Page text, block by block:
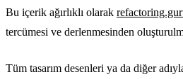
Bu içerik ağırlıklı olarak
tercümesi ve derlenmesinden
Tüm tasarım desenleri ya da diğer